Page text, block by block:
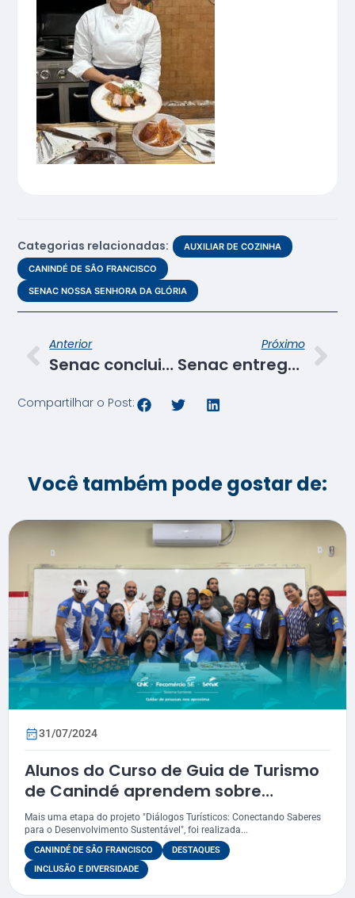
Categorias relacionadas:
AUXILIAR DE COZINHA
CANINDÉ DE SÂO FRANCISCO
SENAC NOSSA SENHORA DA GLÓRIA
Anterior
Senac conclui mais uma turma do Programa Jovem Aprendiz em São Cristóvão
Próximo
Senac entrega 124 certificados de qualificação para moradores da avenida Perimetral Oeste
Compartilhar o Post:
Você também pode gostar de:
31/07/2024
Alunos do Curso de Guia de Turismo
de Canindé aprendem sobre
realidade virtual
Mais uma etapa do projeto "Diálogos Turísticos: Conectando Saberes
para o Desenvolvimento Sustentável", foi realizada...
CANINDÉ DE SÂO FRANCISCO
DESTAQUES
INCLUSÃO E DIVERSIDADE